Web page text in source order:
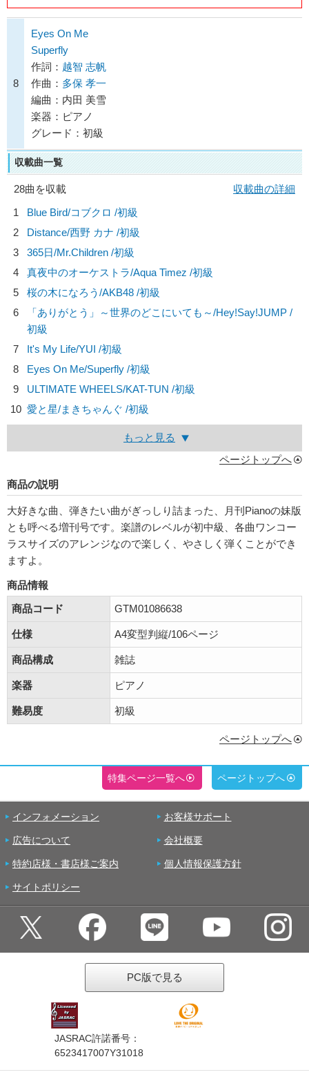
8
Eyes On Me
Superfly
作詞： 越智 志帆
作曲： 多保 孝一
編曲：内田 美雪
楽器：ピアノ
グレード：初級
収載曲一覧
28曲を収載
収載曲の詳細
1
Blue Bird/コブクロ /初級
2
Distance/西野 カナ /初級
3
365日/Mr.Children /初級
4
真夜中のオーケストラ/Aqua Timez /初級
5
桜の木になろう/AKB48 /初級
6
「ありがとう」～世界のどこにいても～/Hey!Say!JUMP /
初級
7
It's My Life/YUI /初級
8
Eyes On Me/Superfly /初級
9
ULTIMATE WHEELS/KAT-TUN /初級
10 愛と星/まきちゃんぐ /初級
もっと見る
ページトップへ
商品の説明
大好きな曲、弾きたい曲がぎっしり詰まった、月刊Pianoの妹版
とも呼べる増刊号です。楽譜のレベルが初中級、各曲ワンコー
ラスサイズのアレンジなので楽しく、やさしく弾くことができ
ますよ。
商品情報
商品コード
GTM01086638
仕様 A4変型判縦/106ページ
商品構成 雑誌
楽器 ピアノ
難易度 初級
ページトップへ
特集ページ一覧へ ページトップへ
インフォメーション お客様サポート
広告について 会社概要
特約店様・書店様ご案内 個人情報保護方針
サイトポリシー
PC版で見る
JASRAC許諾番号：
6523417007Y31018